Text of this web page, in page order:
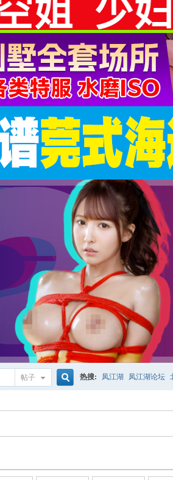
帖子 热搜: 凤江湖 凤江湖论坛